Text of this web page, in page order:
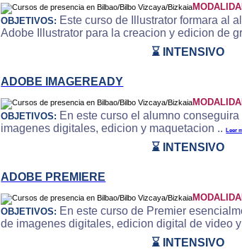
OBJETIVOS: Este curso de Illustrator formara al
Adobe Illustrator para la creacion y edicion de
⌛ INTENSIVO
ADOBE IMAGEREADY
OBJETIVOS: En este curso el alumno
imagenes digitales, edicion y maquetacion ..Leer
⌛ INTENSIVO
ADOBE PREMIERE
OBJETIVOS: En este curso de Premier
de imagenes digitales, edicion digital de video
⌛ INTENSIVO